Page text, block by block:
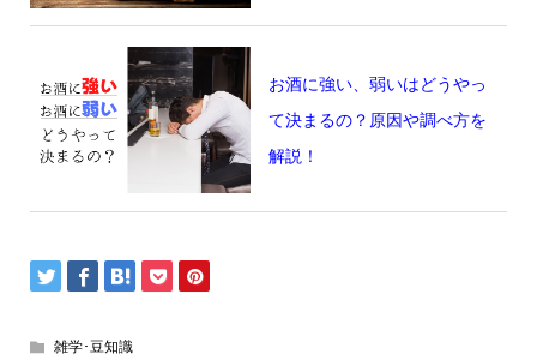
お酒に強い、弱いはどうやっ
て決まるの？原因や調べ方を
解説！
雑学･豆知識